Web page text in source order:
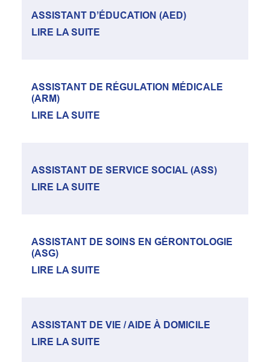
ASSISTANT D’ÉDUCATION (AED)
LIRE LA SUITE
ASSISTANT DE RÉGULATION MÉDICALE
(ARM)
LIRE LA SUITE
ASSISTANT DE SERVICE SOCIAL (ASS)
LIRE LA SUITE
ASSISTANT DE SOINS EN GÉRONTOLOGIE
(ASG)
LIRE LA SUITE
ASSISTANT DE VIE / AIDE À DOMICILE
LIRE LA SUITE